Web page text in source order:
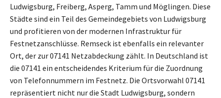
Ludwigsburg, Freiberg, Asperg, Tamm und Möglingen. Diese
Städte sind ein Teil des Gemeindegebiets von Ludwigsburg
und profitieren von der modernen Infrastruktur für
Festnetzanschlüsse. Remseck ist ebenfalls ein relevanter
Ort, der zur 07141 Netzabdeckung zählt. In Deutschland ist
die 07141 ein entscheidendes Kriterium für die Zuordnung
von Telefonnummern im Festnetz. Die Ortsvorwahl 07141
repräsentiert nicht nur die Stadt Ludwigsburg, sondern